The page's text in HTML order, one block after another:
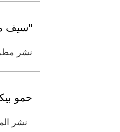
"سيف
نشر
حمو
نشر